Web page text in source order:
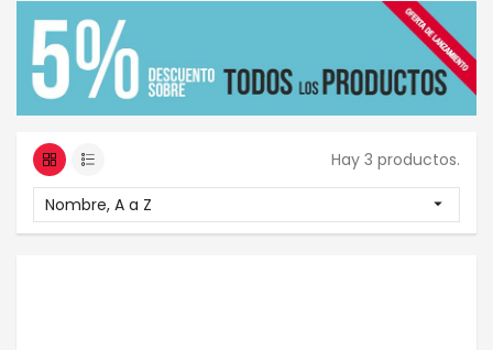
Hay 3 productos.
Nombre, A a Z 